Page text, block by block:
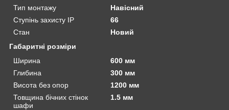
Тип монтажу
Навісний
Ступінь захисту IP
66
Стан
Новий
Габаритні розміри
Ширина
600 мм
Глибина
300 мм
Висота без опор
1200 мм
Товщина бічних стінок
шафи
1.5 мм